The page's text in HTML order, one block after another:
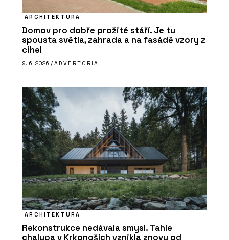
ARCHITEKTURA
Domov pro dobře prožité stáří. Je tu
spousta světla, zahrada a na fasádě vzory z
cihel
9. 6. 2026 / ADVERTORIAL
ARCHITEKTURA
Rekonstrukce nedávala smysl. Tahle
chalupa v Krkonoších vznikla znovu od